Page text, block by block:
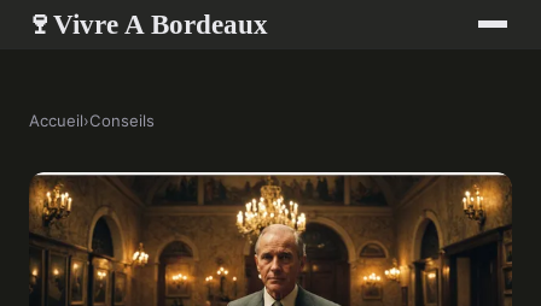
🍷Vivre A Bordeaux
Accueil›Conseils